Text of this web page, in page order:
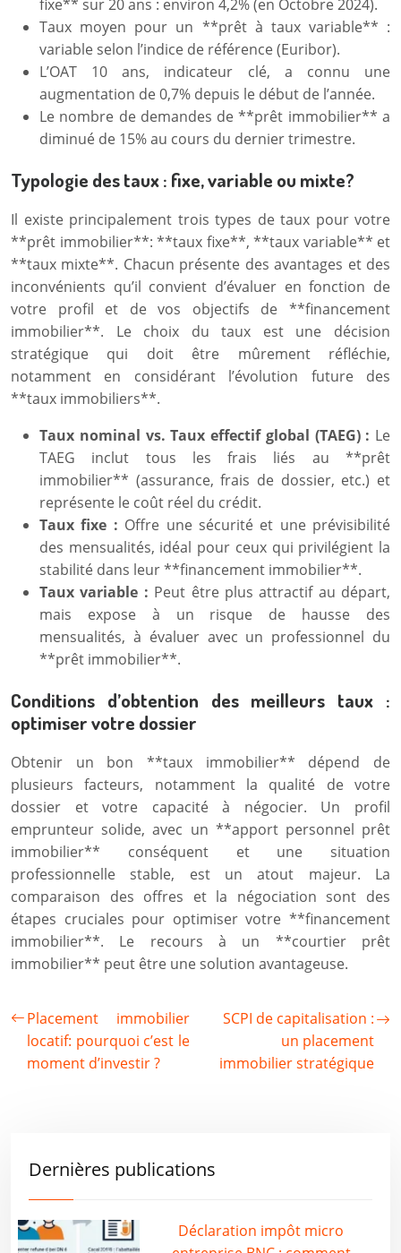
fixe** sur 20 ans : environ 4,2% (en Octobre 2024).
Taux moyen pour un **prêt à taux variable** :
variable selon l’indice de référence (Euribor).
L’OAT 10 ans, indicateur clé, a connu une
augmentation de 0,7% depuis le début de l’année.
Le nombre de demandes de **prêt immobilier** a
diminué de 15% au cours du dernier trimestre.
Typologie des taux : fixe, variable ou mixte?
Il existe principalement trois types de taux pour votre
**prêt immobilier**: **taux fixe**, **taux variable** et
**taux mixte**. Chacun présente des avantages et des
inconvénients qu’il convient d’évaluer en fonction de
votre profil et de vos objectifs de **financement
immobilier**. Le choix du taux est une décision
stratégique qui doit être mûrement réfléchie,
notamment en considérant l’évolution future des
**taux immobiliers**.
Taux nominal vs. Taux effectif global (TAEG) : Le
TAEG inclut tous les frais liés au **prêt
immobilier** (assurance, frais de dossier, etc.) et
représente le coût réel du crédit.
Taux fixe : Offre une sécurité et une prévisibilité
des mensualités, idéal pour ceux qui privilégient la
stabilité dans leur **financement immobilier**.
Taux variable : Peut être plus attractif au départ,
mais expose à un risque de hausse des
mensualités, à évaluer avec un professionnel du
**prêt immobilier**.
Conditions d’obtention des meilleurs taux :
optimiser votre dossier
Obtenir un bon **taux immobilier** dépend de
plusieurs facteurs, notamment la qualité de votre
dossier et votre capacité à négocier. Un profil
emprunteur solide, avec un **apport personnel prêt
immobilier** conséquent et une situation
professionnelle stable, est un atout majeur. La
comparaison des offres et la négociation sont des
étapes cruciales pour optimiser votre **financement
immobilier**. Le recours à un **courtier prêt
immobilier** peut être une solution avantageuse.
Placement immobilier
locatif: pourquoi c’est le
moment d’investir ?
SCPI de capitalisation :
un placement
immobilier stratégique
Dernières publications
Déclaration impôt micro